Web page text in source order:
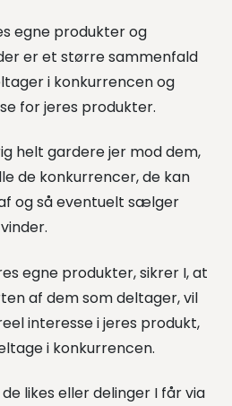
egne produkter og
er et større sammenfald
i konkurrencen og
for jeres produkter.
helt gardere jer mod dem,
de konkurrencer, de kan
og så eventuelt sælger
egne produkter, sikrer I, at
af dem som deltager, vil
interesse i jeres produkt,
i konkurrencen.
likes eller delinger I får via